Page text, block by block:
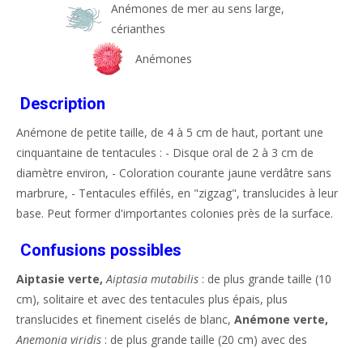
Anémones de mer au sens large,
cérianthes
Anémones
Description
Anémone de petite taille, de 4 à 5 cm de haut, portant une
cinquantaine de tentacules : - Disque oral de 2 à 3 cm de
diamètre environ, - Coloration courante jaune verdâtre sans
marbrure, - Tentacules effilés, en "zigzag", translucides à leur
base. Peut former d'importantes colonies près de la surface.
Confusions possibles
Aiptasie verte, Aiptasia mutabilis : de plus grande taille (10
cm), solitaire et avec des tentacules plus épais, plus
translucides et finement ciselés de blanc, Anémone verte,
Anemonia viridis : de plus grande taille (20 cm) avec des